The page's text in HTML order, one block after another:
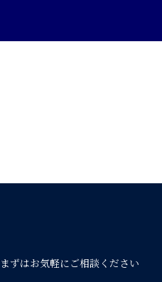
まずはお気軽にご相談ください